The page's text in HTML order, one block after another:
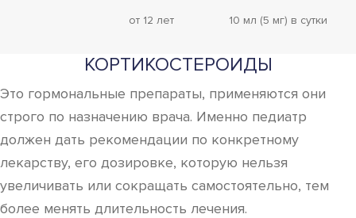
от 12 лет 10 мл (5 мг) в сутки
КОРТИКОСТЕРОИДЫ
Это гормональные препараты, применяются они
строго по назначению врача. Именно педиатр
должен дать рекомендации по конкретному
лекарству, его дозировке, которую нельзя
увеличивать или сокращать самостоятельно, тем
более менять длительность лечения.